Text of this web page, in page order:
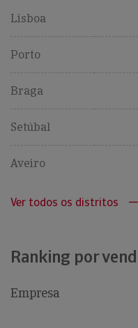
Lisboa
Porto
Braga
Setúbal
Aveiro
Ver todos os distritos
Ranking por
Empresa